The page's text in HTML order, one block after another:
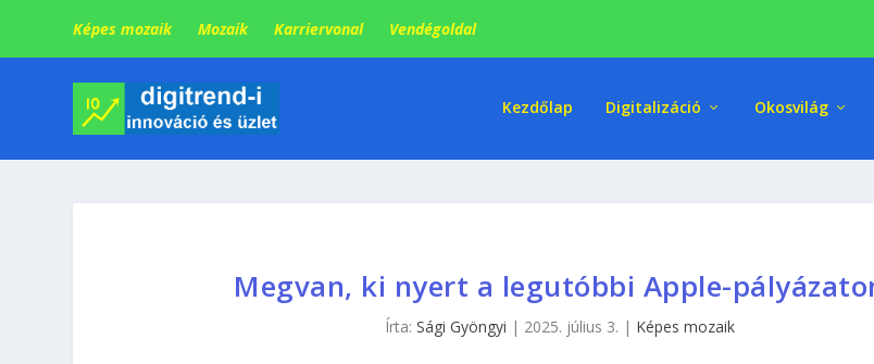
Képes mozaik Mozaik Karriervonal Vendégoldal
Kezdőlap Digitalizáció Okosvilág
Megvan, ki nyert a legutóbbi Apple-
Írta: Sági Gyöngyi | 2025. július 3. | Képes mozaik